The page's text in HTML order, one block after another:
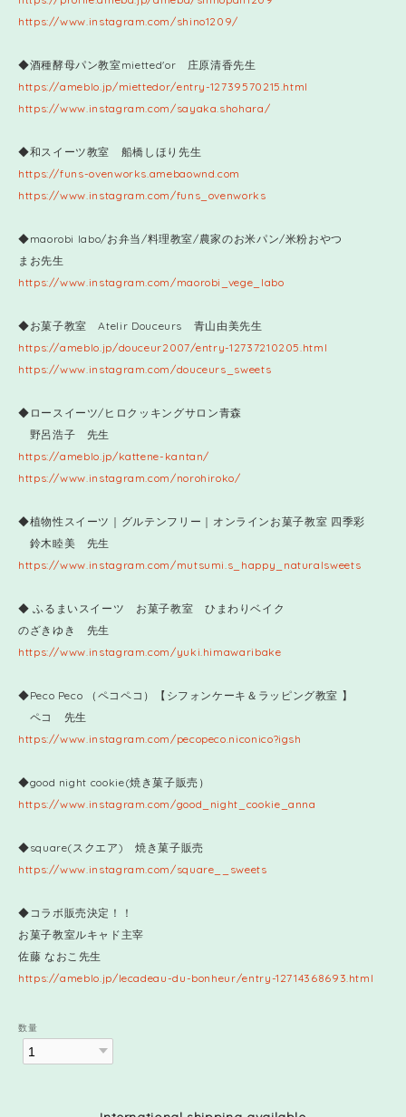
https://www.instagram.com/shino1209/
◆酒種酵母パン教室mietted'or 庄原清香先生
https://ameblo.jp/miettedor/entry-12739570215.html
https://www.instagram.com/sayaka.shohara/
◆和スイーツ教室 船橋しほり先生
https://funs-ovenworks.amebaownd.com
https://www.instagram.com/funs_ovenworks
◆maorobi labo/お弁当/料理教室/農家のお米パン/米粉おやつ
まお先生
https://www.instagram.com/maorobi_vege_labo
◆お菓子教室 Atelir Douceurs 青山由美先生
https://ameblo.jp/douceur2007/entry-12737210205.html
https://www.instagram.com/douceurs_sweets
◆ロースイーツ/ヒロクッキングサロン青森
野呂浩子 先生
https://ameblo.jp/kattene-kantan/
https://www.instagram.com/norohiroko/
◆植物性スイーツ｜グルテンフリー｜オンラインお菓子教室 四季彩
鈴木睦美 先生
https://www.instagram.com/mutsumi.s_happy_naturalsweets
◆ ふるまいスイーツ お菓子教室 ひまわりベイク
のざきゆき 先生
https://www.instagram.com/yuki.himawaribake
◆Peco Peco （ペコペコ）【シフォンケーキ＆ラッピング教室 】
ペコ 先生
https://www.instagram.com/pecopeco.niconico?igsh
◆good night cookie(焼き菓子販売）
https://www.instagram.com/good_night_cookie_anna
◆square(スクエア) 焼き菓子販売
https://www.instagram.com/square__sweets
◆コラボ販売決定！！
お菓子教室ルキャド主宰
佐藤 なおこ先生
https://ameblo.jp/lecadeau-du-bonheur/entry-12714368693.html
数量